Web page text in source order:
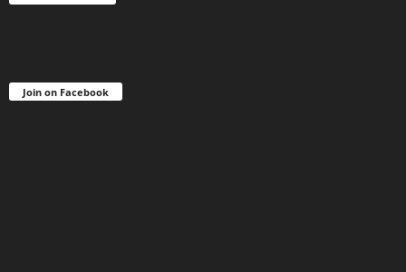
Join on Facebook